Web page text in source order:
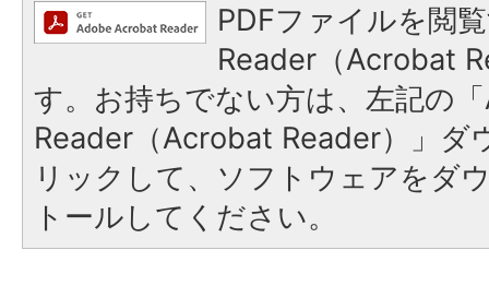
PDFファイルを閲
Reader（Acrobat
す。お持ちでない方は、左記の
Reader（Acrobat Reader）」ダ
リックして、ソフトウェアをダ
トールしてください。